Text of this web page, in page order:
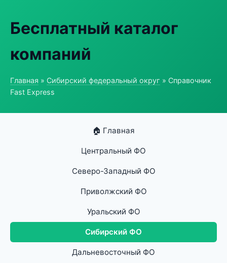
Бесплатный каталог
компаний
Главная » Сибирский федеральный округ » Справочник
Fast Express
🏠 Главная
Центральный ФО
Северо-Западный ФО
Приволжский ФО
Уральский ФО
Сибирский ФО
Дальневосточный ФО